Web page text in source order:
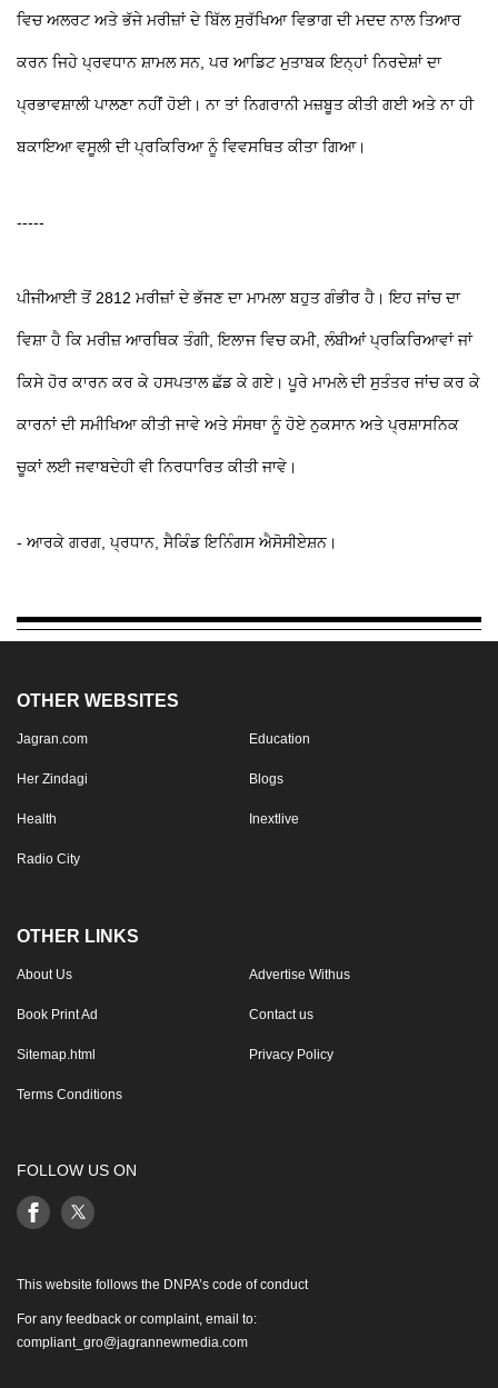
ਵਿਚ ਅਲਰਟ ਅਤੇ ਭੱਜੇ ਮਰੀਜ਼ਾਂ ਦੇ ਬਿੱਲ ਸੁਰੱਖਿਆ ਵਿਭਾਗ ਦੀ ਮਦਦ ਨਾਲ ਤਿਆਰ
ਕਰਨ ਜਿਹੇ ਪ੍ਰਵਧਾਨ ਸ਼ਾਮਲ ਸਨ, ਪਰ ਆਡਿਟ ਮੁਤਾਬਕ ਇਨ੍ਹਾਂ ਨਿਰਦੇਸ਼ਾਂ ਦਾ
ਪ੍ਰਭਾਵਸ਼ਾਲੀ ਪਾਲਣਾ ਨਹੀਂ ਹੋਈ। ਨਾ ਤਾਂ ਨਿਗਰਾਨੀ ਮਜ਼ਬੂਤ ਕੀਤੀ ਗਈ ਅਤੇ ਨਾ ਹੀ
ਬਕਾਇਆ ਵਸੂਲੀ ਦੀ ਪ੍ਰਕਿਰਿਆ ਨੂੰ ਵਿਵਸਥਿਤ ਕੀਤਾ ਗਿਆ।
-----
ਪੀਜੀਆਈ ਤੋਂ 2812 ਮਰੀਜ਼ਾਂ ਦੇ ਭੱਜਣ ਦਾ ਮਾਮਲਾ ਬਹੁਤ ਗੰਭੀਰ ਹੈ। ਇਹ ਜਾਂਚ ਦਾ
ਵਿਸ਼ਾ ਹੈ ਕਿ ਮਰੀਜ਼ ਆਰਥਿਕ ਤੰਗੀ, ਇਲਾਜ ਵਿਚ ਕਮੀ, ਲੰਬੀਆਂ ਪ੍ਰਕਿਰਿਆਵਾਂ ਜਾਂ
ਕਿਸੇ ਹੋਰ ਕਾਰਨ ਕਰ ਕੇ ਹਸਪਤਾਲ ਛੱਡ ਕੇ ਗਏ। ਪੂਰੇ ਮਾਮਲੇ ਦੀ ਸੁਤੰਤਰ ਜਾਂਚ ਕਰ ਕੇ
ਕਾਰਨਾਂ ਦੀ ਸਮੀਖਿਆ ਕੀਤੀ ਜਾਵੇ ਅਤੇ ਸੰਸਥਾ ਨੂੰ ਹੋਏ ਨੁਕਸਾਨ ਅਤੇ ਪ੍ਰਸ਼ਾਸਨਿਕ
ਚੂਕਾਂ ਲਈ ਜਵਾਬਦੇਹੀ ਵੀ ਨਿਰਧਾਰਿਤ ਕੀਤੀ ਜਾਵੇ।
- ਆਰਕੇ ਗਰਗ, ਪ੍ਰਧਾਨ, ਸੈਕਿੰਡ ਇਨਿੰਗਸ ਐਸੋਸੀਏਸ਼ਨ।
OTHER WEBSITES
Jagran.com Education
Her Zindagi Blogs
Health Inextlive
Radio City
OTHER LINKS
About Us Advertise Withus
Book Print Ad Contact us
Sitemap.html Privacy Policy
Terms Conditions
FOLLOW US ON
This website follows the DNPA’s code of conduct
For any feedback or complaint, email to:
compliant_gro@jagrannewmedia.com